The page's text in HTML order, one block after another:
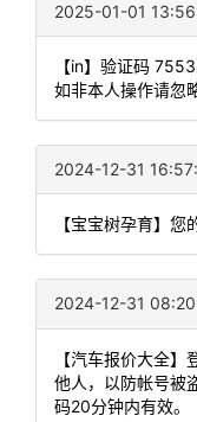
2025-01-01
【in】验证码
如非本人操作请忽
2024-12-31
【宝宝树孕育】您
2024-12-31
【汽车报价大全
他人，以防帐号被
码20分钟内有效。